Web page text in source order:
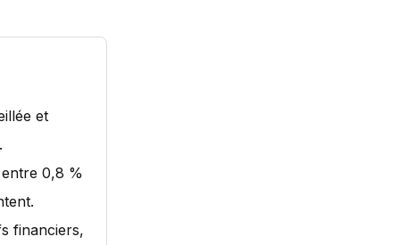
et
0,8 %
financiers,